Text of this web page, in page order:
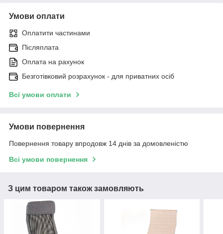
Умови оплати
Оплатити частинами
Післяплата
Оплата на рахунок
Безготівковий розрахунок - для приватних осіб
Всі умови оплати
Умови повернення
Повернення товару впродовж 14 днів за домовленістю
Всі умови повернення
З цим товаром також замовляють